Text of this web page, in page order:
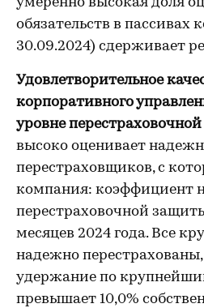
обязательств в пассивах
30.09.2024) сдерживает
Удовлетворительное
корпоративного
уровне
высоко оценивает
перестраховщиков, с
компания: коэффициент
перестраховочной
месяцев 2024 года. Все
надежно перестрахованы,
удержание по
превышает 10,0%